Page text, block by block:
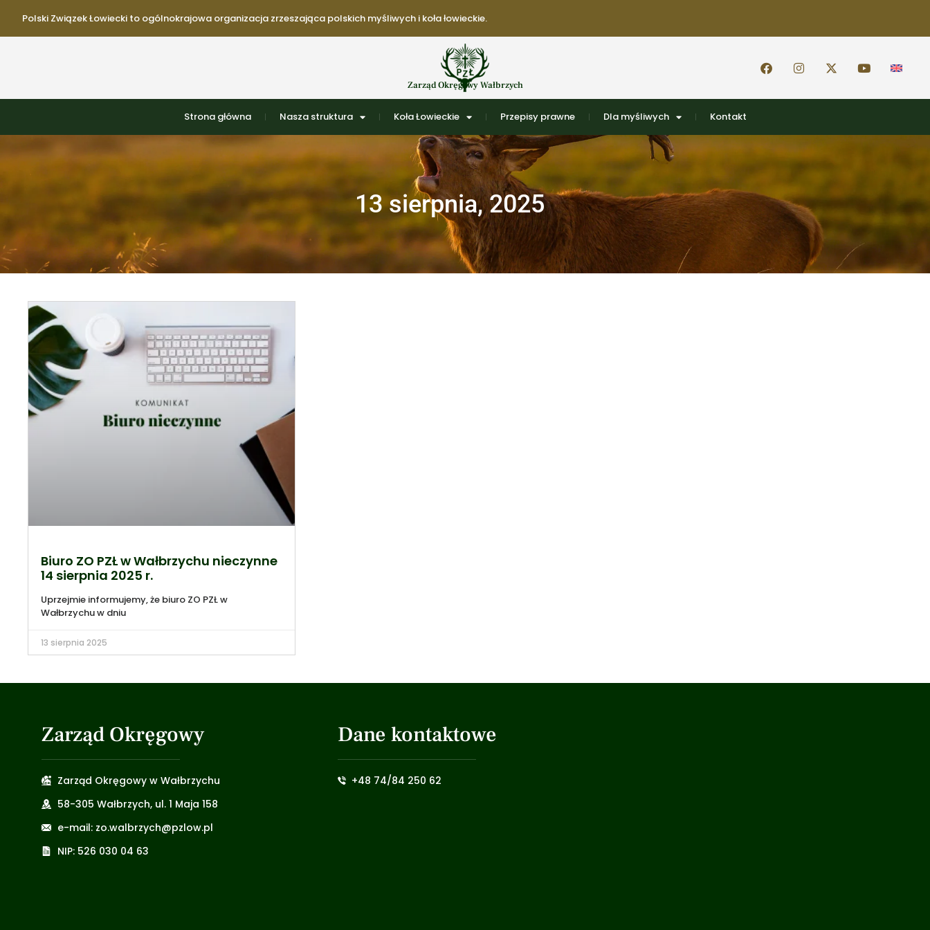
Polski Związek Łowiecki to ogólnokrajowa organizacja zrzeszająca polskich myśliwych i koła łowieckie.
Zarząd Okręgowy Wałbrzych
Strona główna Nasza struktura Koła Łowieckie Przepisy prawne Dla myśliwych Kontakt
13 sierpnia, 2025
Biuro ZO PZŁ w Wałbrzychu nieczynne
14 sierpnia 2025 r.
Uprzejmie informujemy, że biuro ZO PZŁ w
Wałbrzychu w dniu
13 sierpnia 2025
Zarząd Okręgowy
Zarząd Okręgowy w Wałbrzychu
58-305 Wałbrzych, ul. 1 Maja 158
e-mail: zo.walbrzych@pzlow.pl
NIP: 526 030 04 63
Dane kontaktowe
+48 74/84 250 62